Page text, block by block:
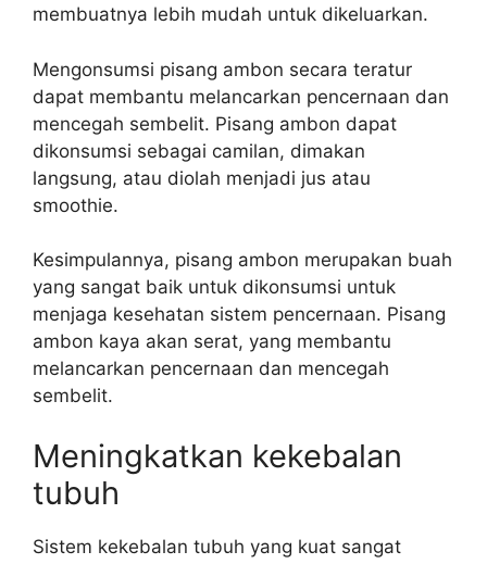
membuatnya lebih mudah untuk dikeluarkan.
Mengonsumsi pisang ambon secara teratur
dapat membantu melancarkan pencernaan dan
mencegah sembelit. Pisang ambon dapat
dikonsumsi sebagai camilan, dimakan
langsung, atau diolah menjadi jus atau
smoothie.
Kesimpulannya, pisang ambon merupakan buah
yang sangat baik untuk dikonsumsi untuk
menjaga kesehatan sistem pencernaan. Pisang
ambon kaya akan serat, yang membantu
melancarkan pencernaan dan mencegah
sembelit.
Meningkatkan kekebalan
tubuh
Sistem kekebalan tubuh yang kuat sangat